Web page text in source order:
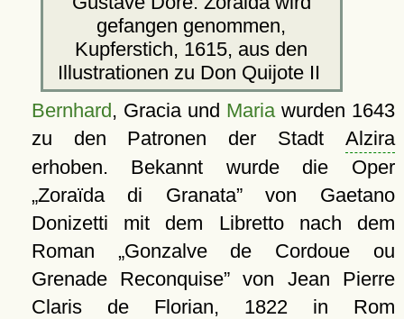
gefangen genommen,
Kupferstich, 1615, aus den
Illustrationen zu Don Quijote II
Bernhard, Gracia und Mariawurden 1643
zu den Patronen der Stadt Alzira
erhoben. Bekannt wurde die Oper
Zoraïda di Granata von Gaetano
Donizetti mit dem Libretto nach dem
Roman
Gonzalve de Cordoue ou
Grenade Reconquise
von Jean Pierre
Claris de Florian, 1822 in Rom